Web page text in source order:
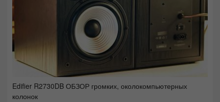
Edifier R2730DB ОБЗОР громких, околокомпьютерных
колонок